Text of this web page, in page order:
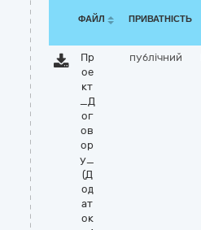
ФАЙЛ ПРИВАТНІСТЬ
Пр
ое
кт
_Д
ог
ов
ор
у_
(Д
од
ат
ок
публічний